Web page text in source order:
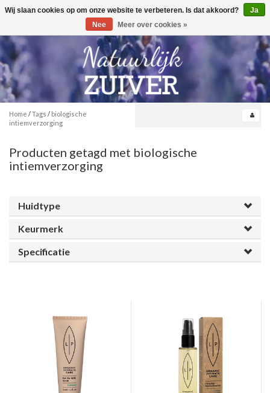
Toggle
0
Home /Tags / biologische
intiemverzorging
Producten getagd met biologische
intiemverzorging
Huidtype
Keurmerk
Specificatie
Wij slaan cookies op om onze website te verbeteren. Is dat akkoord?
Ja
Nee
Meer over cookies »